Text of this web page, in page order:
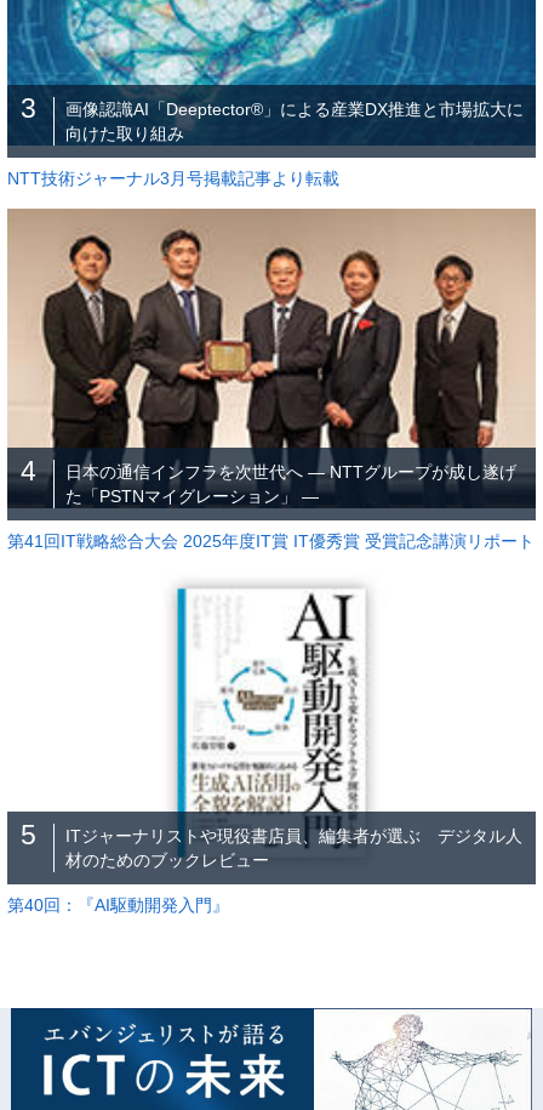
3
画像認識AI「Deeptector®」による産業DX推進と市場拡大に
向けた取り組み
NTT技術ジャーナル3月号掲載記事より転載
4
日本の通信インフラを次世代へ ― NTTグループが成し遂げ
た「PSTNマイグレーション」 ―
第41回IT戦略総合大会 2025年度IT賞 IT優秀賞 受賞記念講演リポート
5
ITジャーナリストや現役書店員、編集者が選ぶ デジタル人
材のためのブックレビュー
第40回：『AI駆動開発入門』